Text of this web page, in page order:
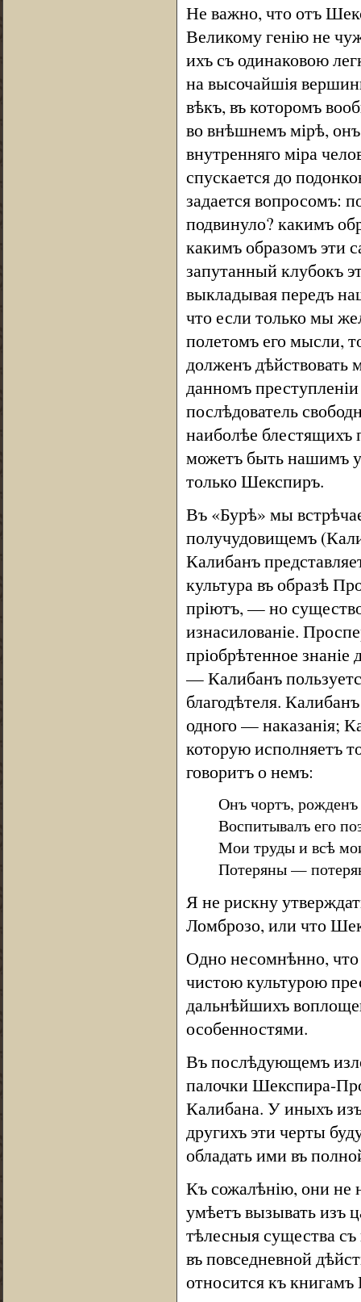
Не важно, что отъ
Великому генію не
ихъ съ одинаковою
на высочайшія
вѣкъ, въ которомъ
во внѣшнемъ мірѣ,
внутренняго міра
спускается до
задается вопросомъ:
подвинуло? какимъ
какимъ образомъ эти
запутанный клубокъ
выкладывая передъ
что если только мы
полетомъ его мысли,
долженъ дѣйствовать
данномъ
послѣдователь
наиболѣе блестящихъ
можетъ быть нашимъ
только Шекспиръ.
Въ «Бурѣ» мы
получудовищемъ
Калибанъ
культура въ образѣ
пріютъ, — но
изнасилованіе.
пріобрѣтенное
— Калибанъ
благодѣтеля.
одного — наказанія;
которую исполняетъ
говоритъ о немъ:
Онъ чортъ,
Воспитывалъ его
Мои труды и всѣ
Потеряны —
Я не рискну
Ломброзо, или что
Одно несомнѣнно,
чистою культурою
дальнѣйшихъ
особенностями.
Въ послѣдующемъ
палочки Шекспира-
Калибана. У иныхъ
другихъ эти черты
обладать ими въ
Къ сожалѣнію, они не
умѣетъ вызывать изъ
тѣлесныя существа
въ повседневной
относится къ